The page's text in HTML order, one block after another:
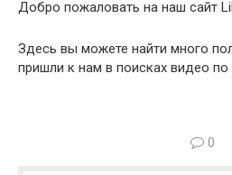
Добро пожаловать на наш сайт
Здесь вы можете найти много
пришли к нам в поисках видео по
0